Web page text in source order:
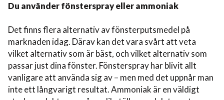
Du använder fönsterspray eller ammoniak
Det finns flera alternativ av fönsterputsmedel på
marknaden idag. Därav kan det vara svårt att veta
vilket alternativ som är bäst, och vilket alternativ som
passar just dina fönster. Fönsterspray har blivit allt
vanligare att använda sig av – men med det uppnår man
inte ett långvarigt resultat. Ammoniak är en väldigt